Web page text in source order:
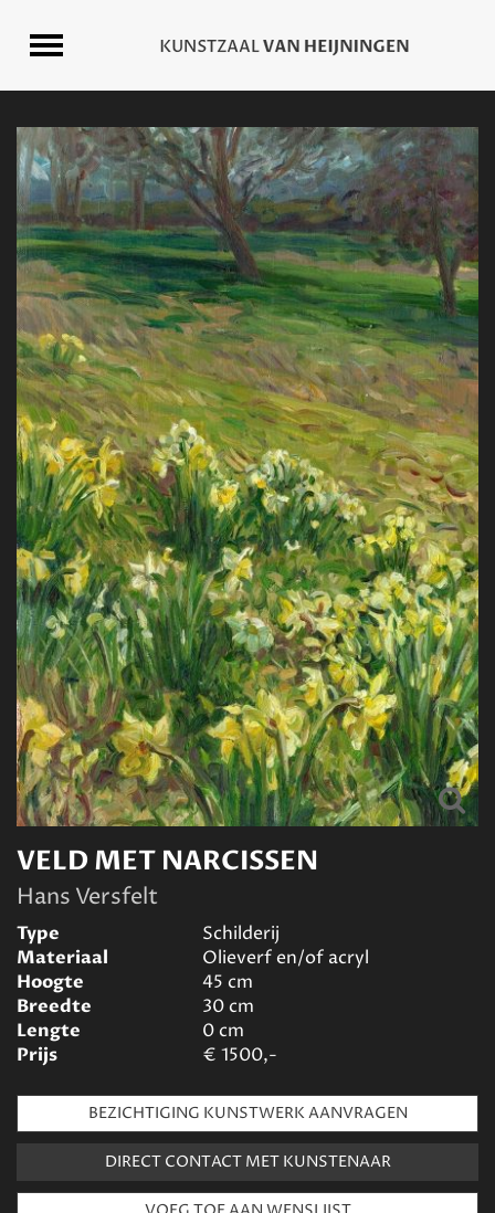
VELD MET NARCISSEN
Hans Versfelt
Type
Schilderij
Materiaal
Olieverf en/of acryl
Hoogte
45 cm
Breedte
30cm
Lengte
0cm
Prijs
€ 1500,-
BEZICHTIGING KUNSTWERK AANVRAGEN
DIRECT CONTACT MET KUNSTENAAR